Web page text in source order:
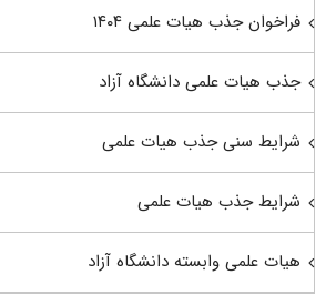
فراخوان جذب هیات علمی ۱۴۰۴
جذب هیات علمی دانشگاه آزاد
شرایط سنی جذب هیات علمی
شرایط جذب هیات علمی
هیات علمی وابسته دانشگاه آزاد